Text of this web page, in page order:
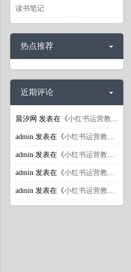
读书笔记
热点推荐
近期评论
晨汐网 发表在《小红书运营教程：小红书引流推广潜规则揭秘
admin 发表在《小红书运营教程：小红书引流推广潜规则揭秘
admin 发表在《小红书运营教程：小红书引流推广潜规则揭秘
admin 发表在《小红书运营教程：小红书的商业价值体现在哪里？
admin 发表在《小红书运营教程：小红书上怎么获取更多流量？